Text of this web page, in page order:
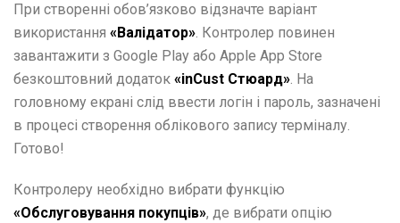
При створенні обов’язково відзначте варіант
використання «Валідатор». Контролер повинен
завантажити з Google Play або Apple App Store
безкоштовний додаток «inCust Стюард». На
головному екрані слід ввести логін і пароль, зазначені
в процесі створення облікового запису терміналу.
Готово!
Контролеру необхідно вибрати функцію
«Обслуговування покупців», де вибрати опцію